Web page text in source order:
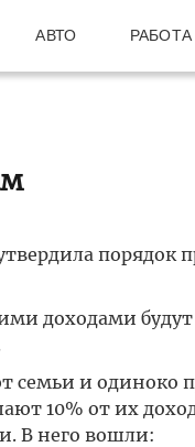
АВТО РАБОТА
доходами
семьи и одиноко
10% от их
В него вошли: